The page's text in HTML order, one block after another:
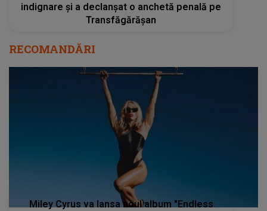
indignare și a declanșat o anchetă penală pe
Transfăgărășan
RECOMANDĂRI
Miley Cyrus va lansa noul album "Endless